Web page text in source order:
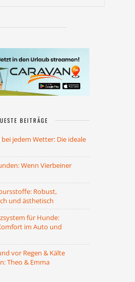
BEITRÄGE
jedem Wetter: Die ideale
Wenn Vierbeiner
Robust,
und ästhetisch
für Hunde:
im Auto und
vor Regen & Kälte
Theo & Emma